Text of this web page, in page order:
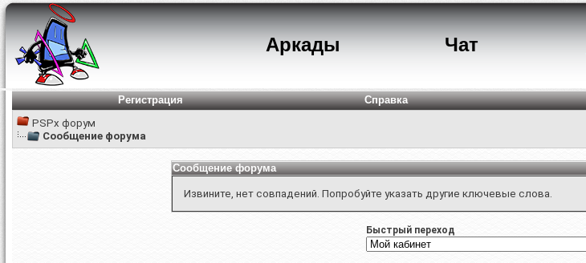
Аркады Чат
Регистрация Справка
PSPx форум
Сообщение форума
Сообщение форума
Извините, нет совпадений. Попробуйте указать другие ключевые слова.
Быстрый переход